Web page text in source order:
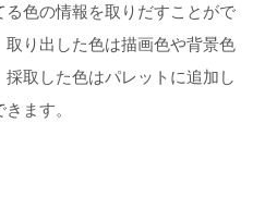
色の情報を取りだすことがで
取り出した色は描画色や背景色
取した色はパレットに追加し
ます。